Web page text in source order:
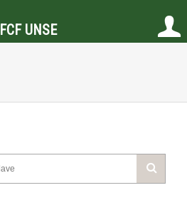
FCF UNSE